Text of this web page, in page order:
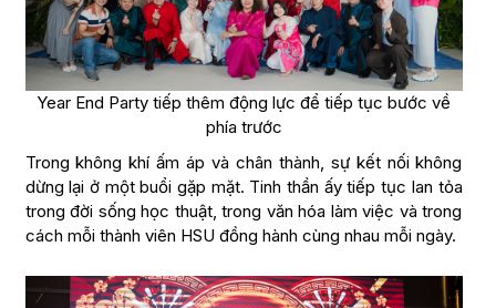
Year End Party tiếp thêm động lực để tiếp tục bước về
phía trước
Trong không khí ấm áp và chân thành, sự kết nối không
dừng lại ở một buổi gặp mặt. Tinh thần ấy tiếp tục lan tỏa
trong đời sống học thuật, trong văn hóa làm việc và trong
cách mỗi thành viên HSU đồng hành cùng nhau mỗi ngày.